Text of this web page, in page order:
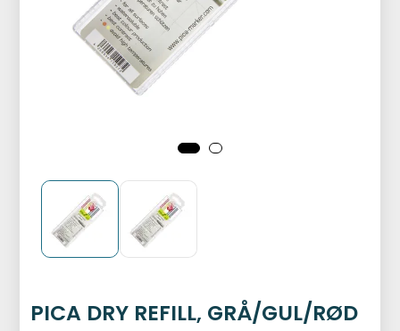
PICA DRY REFILL, GRÅ/GUL/RØD